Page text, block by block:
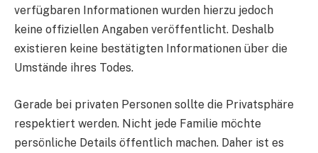
verfügbaren Informationen wurden hierzu jedoch
keine offiziellen Angaben veröffentlicht. Deshalb
existieren keine bestätigten Informationen über die
Umstände ihres Todes.
Gerade bei privaten Personen sollte die Privatsphäre
respektiert werden. Nicht jede Familie möchte
persönliche Details öffentlich machen. Daher ist es